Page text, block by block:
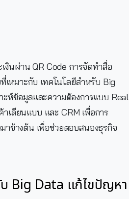
งินผ่าน QR Code การจัดทำสื่อ
หมาะกับ เทคโนโลยีสำหรับ Big
ะห์ข้อมูลและความต้องการแบบ Real
เลียนแบบ และ CRM เพื่อการ
ข้างต้น เพื่อช่วยตอบสนองธุรกิจ
บ Big Data แก้ไขปัญหา